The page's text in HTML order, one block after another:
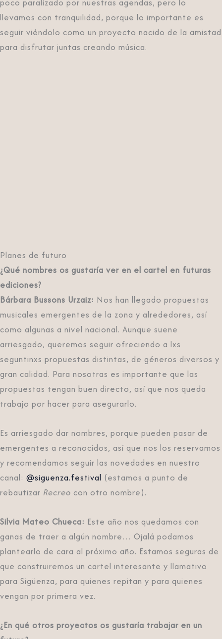
llevamos con tranquilidad, porque lo importante es
seguir viéndolo como un proyecto nacido de la amistad
para disfrutar juntas creando música.
Planes de futuro
¿Qué nombres os gustaría ver en el cartel en futuras
ediciones?
Bárbara Bussons Urzaiz: Nos han llegado propuestas
musicales emergentes de la zona y alrededores, así
como algunas a nivel nacional. Aunque suene
arriesgado, queremos seguir ofreciendo a lxs
seguntinxs propuestas distintas, de géneros diversos y
gran calidad. Para nosotras es importante que las
propuestas tengan buen directo, así que nos queda
trabajo por hacer para asegurarlo.
Es arriesgado dar nombres, porque pueden pasar de
emergentes a reconocidos, así que nos los reservamos
y recomendamos seguir las novedades en nuestro
canal: @siguenza.festival (estamos a punto de
rebautizar Recreo con otro nombre).
Silvia Mateo Chueca: Este año nos quedamos con
ganas de traer a algún nombre… Ojalá podamos
plantearlo de cara al próximo año. Estamos seguras de
que construiremos un cartel interesante y llamativo
para Sigüenza, para quienes repitan y para quienes
vengan por primera vez.
¿En qué otros proyectos os gustaría trabajar en un